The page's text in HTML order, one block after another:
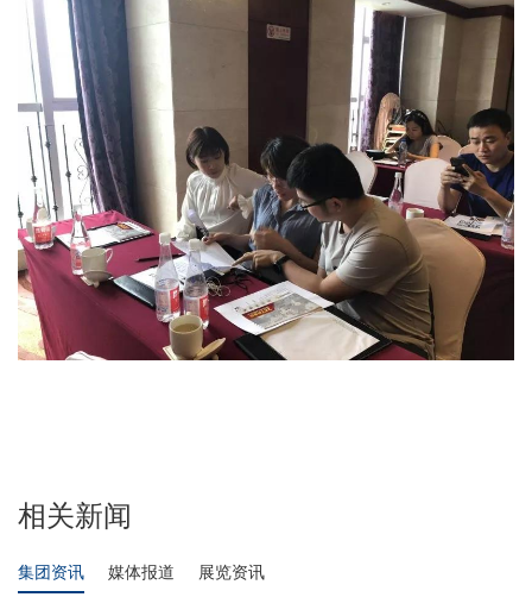
相关新闻
集团资讯 媒体报道 展览资讯